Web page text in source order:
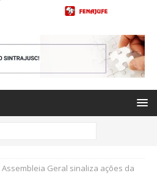
Assembleia Geral sinaliza ações da